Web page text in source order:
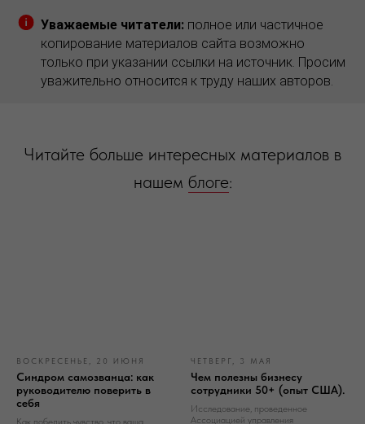
Уважаемые читатели: полное или частичное
копирование материалов сайта возможно
только при указании ссылки на источник. Просим
уважительно относится к труду наших авторов.
Читайте больше интересных материалов в
нашем блоге:
ВОСКРЕСЕНЬЕ, 20 ИЮНЯ
Синдром самозванца: как
руководителю поверить в
себя
Как победить чувство, что ваша
ЧЕТВЕРГ, 3 МАЯ
Чем полезны бизнесу
сотрудники 50+ (опыт США).
Исследование, проведенное
Ассоциацией управления